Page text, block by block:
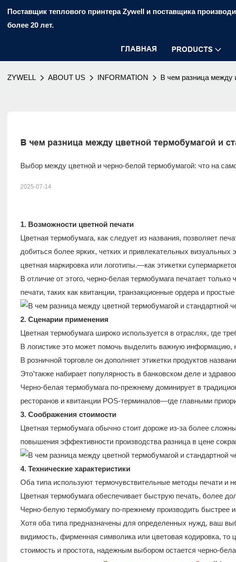
Поставщик теплового принтера Zywell и поставщика
более 20 лет.
ГЛАВНАЯ PRODUCTS
ZYWELL ABOUT US INFORMATION В чем разница между
В чем разница между цветной термобумагой и
Выбор между цветной и черно-белой термобумагой: что на
2025-07-14
1. Возможности цветной печати
Цветная термобумага, как следует из названия, позволяет
добиться более ярких, четких и привлекательных
цветная маркировка или логотипы.—как этикетки
В отличие от этого, черно-белая термобумага печатает
печати, таких как квитанции, транзакционные ордера и
2. Сценарии применения
Цветная термобумага широко используется в отраслях, где
В логистике это может помочь выделить важную информацию,
В розничной торговле он дополняет этикетки продуктов
Это’также набирает популярность в банковском деле и
Черно-белая термобумага по-прежнему доминирует в
ресторанов и квитанции POS-терминалов—где главными
3. Соображения стоимости
Цветная термобумага обычно стоит дороже из-за более
повышения эффективности производства разница в цене
4. Технические характеристики
Оба типа используют термочувствительные методы печати и
Цветная термобумага обеспечивает быструю печать, более
Черно-белую термобумагу по-прежнему производить быстрее
Хотя оба типа предназначены для определенных нужд, ваш
видимость, фирменная символика или цветовая кодировка, то
стоимость и простота, надежным выбором остается черно-